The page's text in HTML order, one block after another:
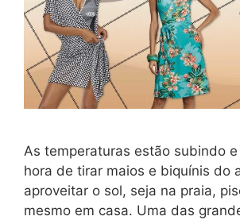
As temperaturas estão subindo
hora de tirar maios e biquínis do
aproveitar o sol, seja na praia,
mesmo em casa. Uma das